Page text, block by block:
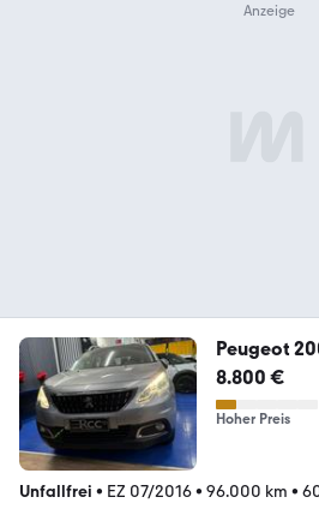
Peugeot
8.800 €
Hoher Preis
Unfallfrei • EZ 07/2016• 96.000 km •